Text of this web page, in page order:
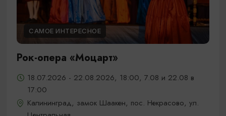
САМОЕ ИНТЕРЕСНОЕ
Рок-опера «Моцарт»
18.07.2026 - 22.08.2026, 18:00, 7.08 и 22.08 в
17:00
Калининград, замок Шаакен, пос. Некрасово, ул.